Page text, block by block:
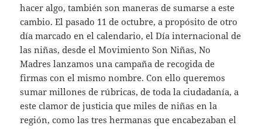
hacer algo, también son maneras de sumarse a este
cambio. El pasado 11 de octubre, a propósito de otro
día marcado en el calendario, el Día internacional de
las niñas, desde el Movimiento Son Niñas, No
Madres lanzamos una campaña de recogida de
firmas con el mismo nombre. Con ello queremos
sumar millones de rúbricas, de toda la ciudadanía, a
este clamor de justicia que miles de niñas en la
región, como las tres hermanas que encabezaban el